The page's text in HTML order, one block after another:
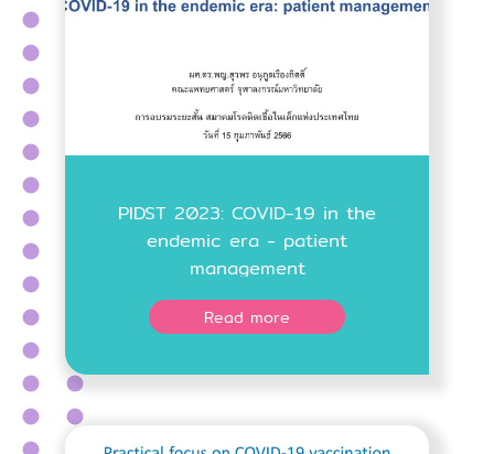
PIDST 2023: COVID-19 in the
endemic era - patient
management
Read more